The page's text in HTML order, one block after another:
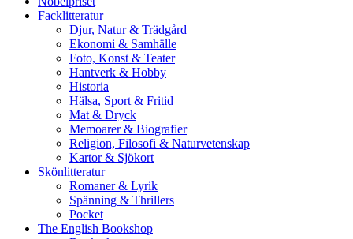
Facklitteratur
Djur, Natur & Trädgård
Ekonomi & Samhälle
Foto, Konst & Teater
Hantverk & Hobby
Historia
Hälsa, Sport & Fritid
Mat & Dryck
Memoarer & Biografier
Religion, Filosofi & Naturvetenskap
Kartor & Sjökort
Skönlitteratur
Romaner & Lyrik
Spänning & Thrillers
Pocket
The English Bookshop